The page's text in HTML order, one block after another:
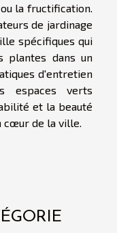
la fructification.
de jardinage
spécifiques qui
plantes dans un
d'entretien
espaces verts
et la beauté
cœur de la ville.